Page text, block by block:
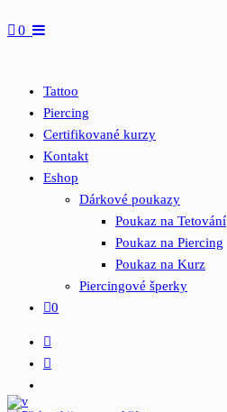
0
Tattoo
Piercing
Certifikované kurzy
Kontakt
Eshop
Dárkové poukazy
Poukaz na Tetování
Poukaz na Piercing
Poukaz na Kurz
Piercingové šperky
0